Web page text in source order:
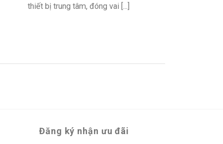
thiết bị trung tâm, đóng vai [...]
Đăng ký nhận ưu đãi